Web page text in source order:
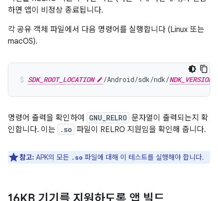
하면 앱이 비정상 종료됩니다.
각 공유 객체 파일에서 다음 명령어를 실행합니다 (Linux 또는
macOS).
SDK_ROOT_LOCATION /Android/sdk/ndk/NDK_VERSION
명령어 출력을 확인하여 GNU_RELRO 문자열이 출력되는지 확
인합니다. 이는
.so 파일이 RELRO 지원임을 확인해 줍니다.
참고: APK의 모든 .so 파일에 대해 이 테스트를 실행해야 합니다.